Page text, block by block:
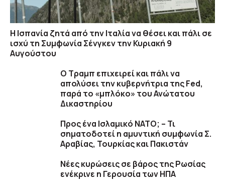
H Ισπανία ζητά από την Ιταλία να θέσει και πάλι σε
ισχύ τη Συμφωνία Σένγκεν την Κυριακή 9
Αυγούστου
Ο Τραμπ επιχειρεί και πάλι να
απολύσει την κυβερνήτρια της Fed,
παρά το «μπλόκο» του Ανώτατου
Δικαστηρίου
Προς ένα Ισλαμικό ΝΑΤΟ; – Τι
σηματοδοτεί η αμυντική συμφωνία Σ.
Αραβίας, Τουρκίας και Πακιστάν
Νέες κυρώσεις σε βάρος της Ρωσίας
ενέκρινε η Γερουσία των ΗΠΑ